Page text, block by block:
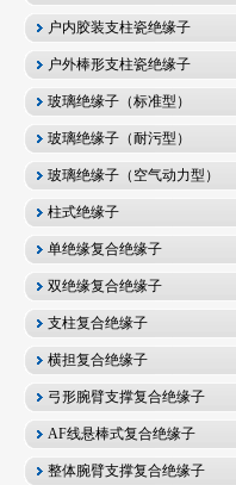
户内胶装支柱瓷绝缘子
户外棒形支柱瓷绝缘子
玻璃绝缘子（标准型）
玻璃绝缘子（耐污型）
玻璃绝缘子（空气动力型）
柱式绝缘子
单绝缘复合绝缘子
双绝缘复合绝缘子
支柱复合绝缘子
横担复合绝缘子
弓形腕臂支撑复合绝缘子
AF线悬棒式复合绝缘子
整体腕臂支撑复合绝缘子